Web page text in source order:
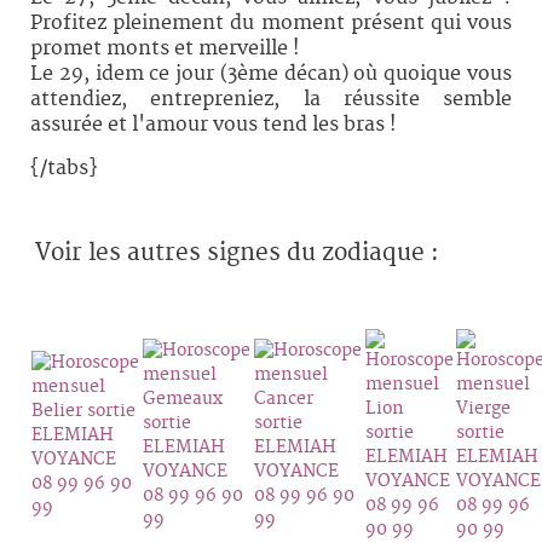
Profitez pleinement du moment présent qui vous
promet monts et merveille !
Le 29, idem ce jour (3ème décan) où quoique vous
attendiez, entrepreniez, la réussite semble
assurée et l'amour vous tend les bras !
{/tabs}
Voir les autres signes du zodiaque :